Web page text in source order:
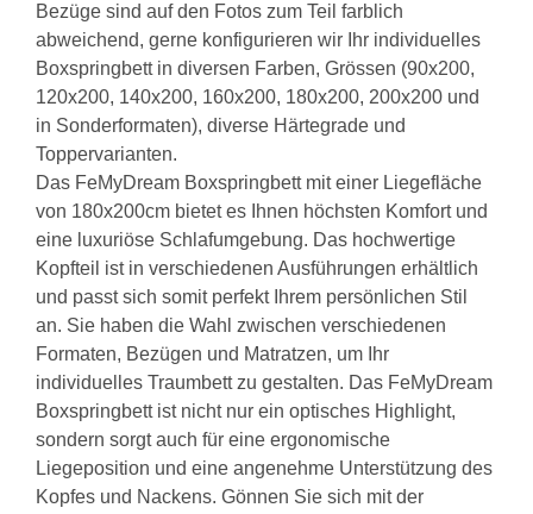
Bezüge sind auf den Fotos zum Teil farblich
abweichend, gerne konfigurieren wir Ihr individuelles
Boxspringbett in diversen Farben, Grössen (90x200,
120x200, 140x200, 160x200, 180x200, 200x200 und
in Sonderformaten), diverse Härtegrade und
Toppervarianten.
Das FeMyDream Boxspringbett mit einer Liegefläche
von 180x200cm bietet es Ihnen höchsten Komfort und
eine luxuriöse Schlafumgebung. Das hochwertige
Kopfteil ist in verschiedenen Ausführungen erhältlich
und passt sich somit perfekt Ihrem persönlichen Stil
an. Sie haben die Wahl zwischen verschiedenen
Formaten, Bezügen und Matratzen, um Ihr
individuelles Traumbett zu gestalten. Das FeMyDream
Boxspringbett ist nicht nur ein optisches Highlight,
sondern sorgt auch für eine ergonomische
Liegeposition und eine angenehme Unterstützung des
Kopfes und Nackens. Gönnen Sie sich mit der